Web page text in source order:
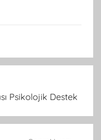
Psikolojik Destek